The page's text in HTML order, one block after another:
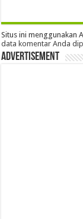
Situs ini menggunakan
data komentar Anda
Advertisement